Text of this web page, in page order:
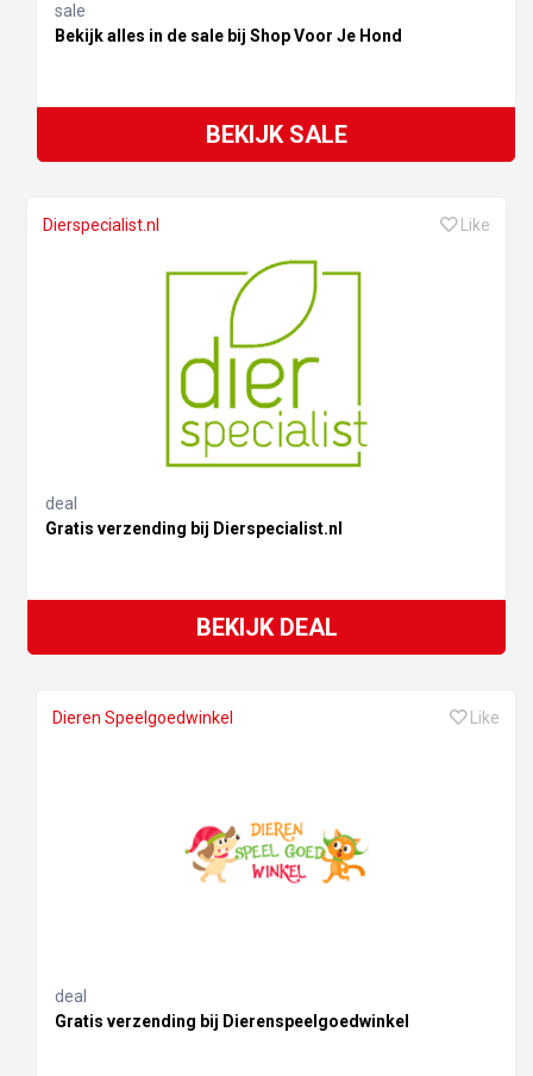
sale
Bekijk alles in de sale bij Shop Voor Je Hond
BEKIJK SALE
Dierspecialist.nl Like
deal
Gratis verzending bij Dierspecialist.nl
BEKIJK DEAL
Dieren Speelgoedwinkel Like
deal
Gratis verzending bij Dierenspeelgoedwinkel